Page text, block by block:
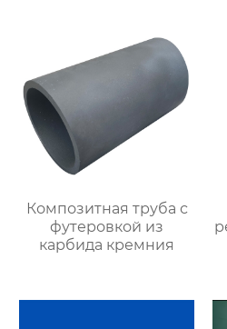
Композитная труба с
футеровкой из
карбида кремния